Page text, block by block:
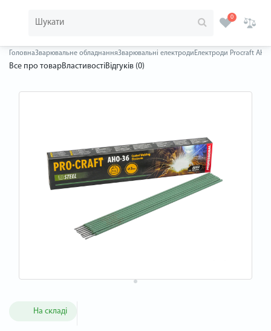
0
ГоловнаЗварювальне обладнанняЗварювальні електроди Електроди Procraft
Все про товарВластивостіВідгуків (0)
На складі